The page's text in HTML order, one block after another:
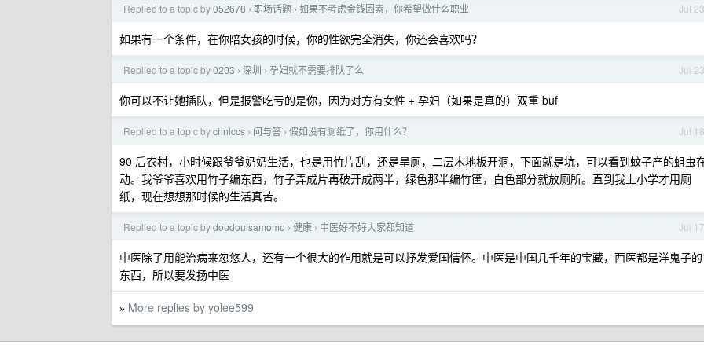
Jul 23
Replied to a topic by052678 › 职场话题 › 如果不考虑金钱因素，你希望做什么职业
如果有一个条件，在你陪女孩的时候，你的性欲完全消失，你还会喜欢吗？
Jul 23
Replied to a topic by0203 › 深圳 › 孕妇就不需要排队了么
你可以不让她插队，但是报警吃亏的是你，因为对方有女性 + 孕妇（如果是真的）双重 buf
Jul 18
Replied to a topic bychniccs › 问与答 › 假如没有厕纸了，你用什么？
90 后农村，小时候跟爷爷奶奶生活，也是用竹片刮，还是旱厕，二层木地板开洞，下面就是坑，可以看到蚊子产的蛆虫
动。我爷爷喜欢用竹子编东西，竹子弄成片再破开成两半，绿色那半编竹筐，白色部分就放厕所。直到我上小学才用厕
纸，现在想想那时候的生活真苦。
Jul 17
Replied to a topic bydoudouisamomo › 健康 › 中医好不好大家都知道
中医除了用能治病来忽悠人，还有一个很大的作用就是可以抒发爱国情怀。中医是中国几千年的宝藏，西医都是洋鬼子的
东西，所以要发扬中医
» More replies by yolee599